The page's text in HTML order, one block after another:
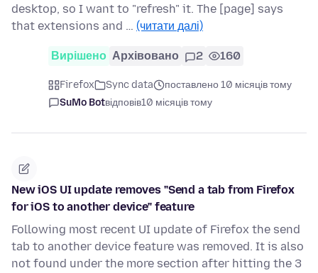
desktop, so I want to "refresh" it. The [page] says
that extensions and … (читати далі)
Вирішено Архівовано 2 160
Firefox Sync data
поставлено 10 місяців тому
SuMo Botвідповів10 місяців тому
New iOS UI update removes "Send a tab from Firefox
for iOS to another device" feature
Following most recent UI update of Firefox the send
tab to another device feature was removed. It is also
not found under the more section after hitting the 3